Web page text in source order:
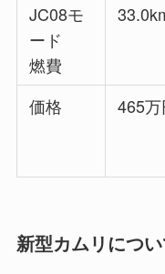
JC08モ
ード
燃費
価格 465万
新型カムリにつ